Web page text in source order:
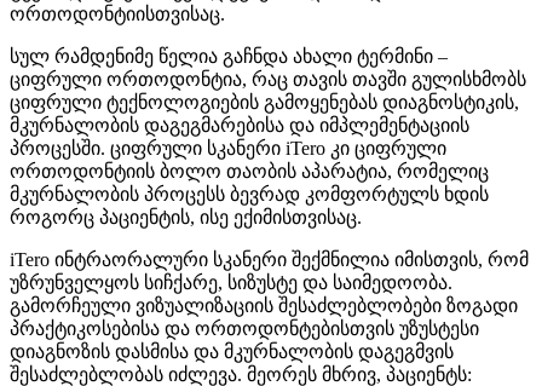
ორთოდონტიისთვისაც.
სულ რამდენიმე წელია გაჩნდა ახალი ტერმინი –
ციფრული ორთოდონტია, რაც თავის თავში გულისხმობს
ციფრული ტექნოლოგიების გამოყენებას დიაგნოსტიკის,
მკურნალობის დაგეგმარებისა და იმპლემენტაციის
პროცესში. ციფრული სკანერი iTero კი ციფრული
ორთოდონტიის ბოლო თაობის აპარატია, რომელიც
მკურნალობის პროცესს ბევრად კომფორტულს ხდის
როგორც პაციენტის, ისე ექიმისთვისაც.
iTero ინტრაორალური სკანერი შექმნილია იმისთვის, რომ
უზრუნველყოს სიჩქარე, სიზუსტე და საიმედოობა.
გამორჩეული ვიზუალიზაციის შესაძლებლობები ზოგადი
პრაქტიკოსებისა და ორთოდონტებისთვის უზუსტესი
დიაგნოზის დასმისა და მკურნალობის დაგეგმვის
შესაძლებლობას იძლევა. მეორეს მხრივ, პაციენტს: